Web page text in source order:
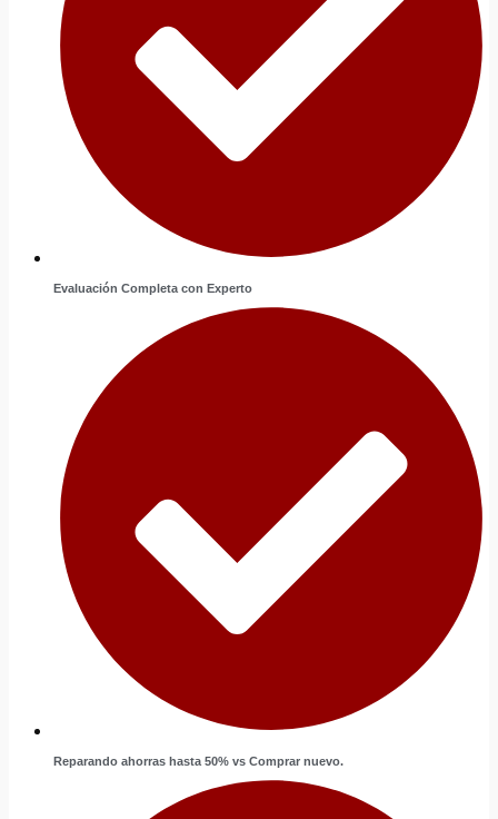
Evaluación Completa con Experto
Reparando ahorras hasta 50% vs Comprar nuevo.